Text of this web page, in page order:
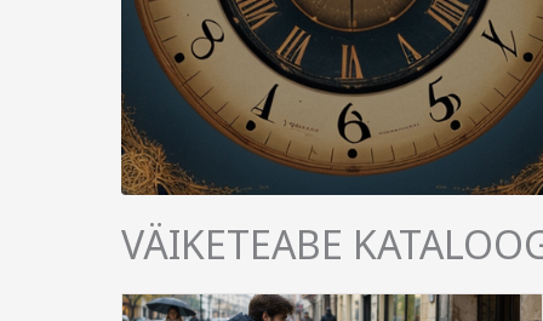
VÄIKETEABE